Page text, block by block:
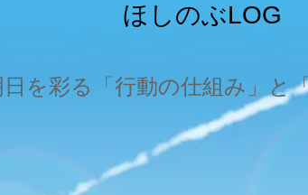
ほしのぶLOG
日を彩る「行動の仕組み」と